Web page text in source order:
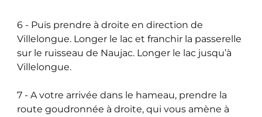
6 - Puis prendre à droite en direction de
Villelongue. Longer le lac et franchir la passerelle
sur le ruisseau de Naujac. Longer le lac jusqu’à
Villelongue.
7 - A votre arrivée dans le hameau, prendre la
route goudronnée à droite, qui vous amène à